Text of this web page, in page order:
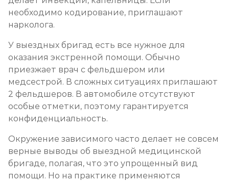
необходимо кодирование, приглашают
нарколога.
У выездных бригад есть все нужное для
оказания экстренной помощи. Обычно
приезжает врач с фельдшером или
медсестрой. В сложных ситуациях приглашают
2 фельдшеров. В автомобиле отсутствуют
особые отметки, поэтому гарантируется
конфиденциальность.
Окружение зависимого часто делает не совсем
верные выводы об выездной медицинской
бригаде, полагая, что это упрощенный вид
помощи. Но на практике применяются